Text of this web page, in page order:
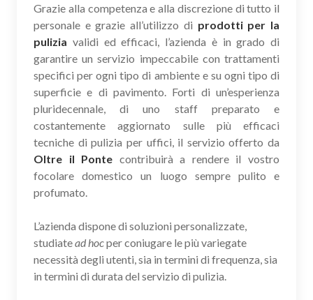
Grazie alla competenza e alla discrezione di tutto il
personale e grazie all’utilizzo di prodotti per la
pulizia validi ed efficaci, l’azienda è in grado di
garantire un servizio impeccabile con trattamenti
specifici per ogni tipo di ambiente e su ogni tipo di
superficie e di pavimento. Forti di un’esperienza
pluridecennale, di uno staff preparato e
costantemente aggiornato sulle più efficaci
tecniche di pulizia per uffici, il servizio offerto da
Oltre il Ponte contribuirà a rendere il vostro
focolare domestico un luogo sempre pulito e
profumato.
L’azienda dispone di soluzioni personalizzate,
studiatead hocper coniugare le più variegate
necessità degli utenti, sia in termini di frequenza, sia
in termini di durata del servizio di pulizia.